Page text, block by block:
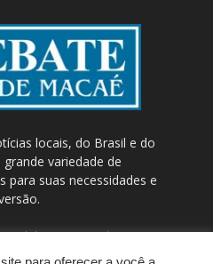
locais, do Brasil e do
variedade de
para suas necessidades e
/